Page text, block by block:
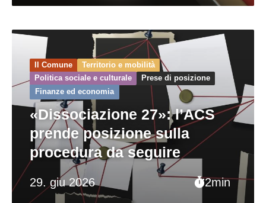
29. giu 2026 2min
Il Comune
Territorio e mobilità
Politica sociale e culturale
Prese di posizione
Finanze ed economia
«Dissociazione 27»: l’ACS
prende posizione sulla
procedura da seguire